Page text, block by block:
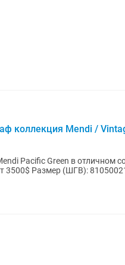
коллекция Mendi /
Pacific Green в отличном